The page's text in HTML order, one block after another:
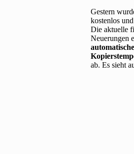
Gestern
kostenlos
Die aktuelle
Neuerungen
ab. Es sieht